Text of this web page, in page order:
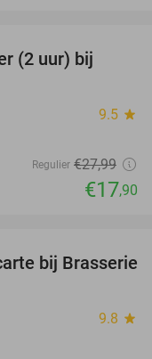
(2 uur) bij
9.5 star
Regulier €27,99
€17,90
49%
bij Brasserie
9.8 star